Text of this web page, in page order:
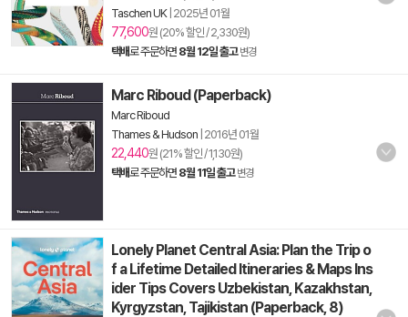
Taschen UK| 2025년 01월
77,600원 (20% 할인 / 2,330원)
택배로 주문하면 8월 12일 출고 변경
Marc Riboud (Paperback)
Marc Riboud
Thames & Hudson 2016년 01월
22,440원 (21% 할인 / 1,130원)
택배로 주문하면 8월 11일 출고 변경
Lonely Planet Central Asia: Plan the Trip o
f a Lifetime Detailed Itineraries & Maps Ins
ider Tips Covers Uzbekistan, Kazakhstan,
Kyrgyzstan, Tajikistan (Paperback, 8)